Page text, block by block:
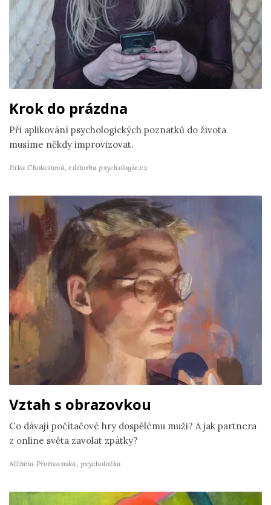
Krok do prázdna
Při aplikování psychologických poznatků do života
musíme někdy improvizovat.
Jitka Cholastová,editorka psychologie.cz
Vztah s obrazovkou
Co dávají počítačové hry dospělému muži? A jak partnera
z online světa zavolat zpátky?
Alžběta Protivanská,psycholožka